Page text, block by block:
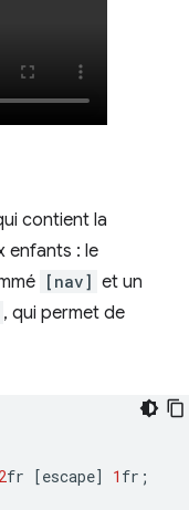
contient la
enfants : le
[nav] et un
, qui permet de
2fr [escape] 1 fr ;